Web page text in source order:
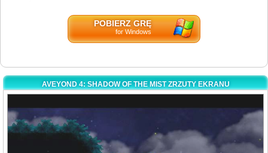
POBIERZ GRĘ
for Windows
AVEYOND 4: SHADOW OF THE MIST ZRZUTY EKRANU